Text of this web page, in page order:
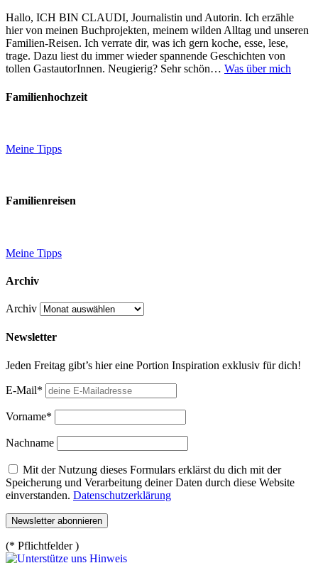
Hallo, ICH BIN CLAUDI, Journalistin und Autorin. Ich erzähle
hier von meinen Buchprojekten, meinem wilden Alltag und unseren
Familien-Reisen. Ich verrate dir, was ich gern koche, esse, lese,
trage. Dazu liest du immer wieder spannende Geschichten von
tollen GastautorInnen. Neugierig? Sehr schön… Was über mich
Familienhochzeit
Meine Tipps
Familienreisen
Meine Tipps
Archiv
Archiv
Newsletter
Jeden Freitag gibt’s hier eine Portion Inspiration exklusiv für dich!
E-Mail*
Vorname*
Nachname
Mit der Nutzung dieses Formulars erklärst du dich mit der
Speicherung und Verarbeitung deiner Daten durch diese Website
einverstanden. Datenschutzerklärung
(* Pflichtfelder )